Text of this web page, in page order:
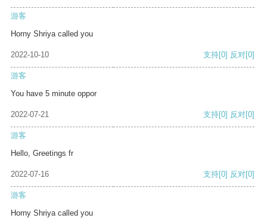
游客
Horny Shriya called you
2022-10-10 支持[0] 反对[0]
游客
You have 5 minute oppor
2022-07-21 支持[0] 反对[0]
游客
Hello, Greetings fr
2022-07-16 支持[0] 反对[0]
游客
Horny Shriya called you